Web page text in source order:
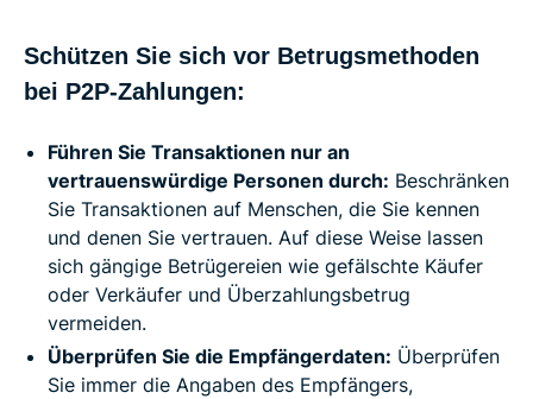
Schützen Sie sich vor Betrugsmethoden
bei P2P-Zahlungen:
Führen Sie Transaktionen nur an
vertrauenswürdige Personen durch: Beschränken
Sie Transaktionen auf Menschen, die Sie kennen
und denen Sie vertrauen. Auf diese Weise lassen
sich gängige Betrügereien wie gefälschte Käufer
oder Verkäufer und Überzahlungsbetrug
vermeiden.
Überprüfen Sie die Empfängerdaten: Überprüfen
Sie immer die Angaben des Empfängers,